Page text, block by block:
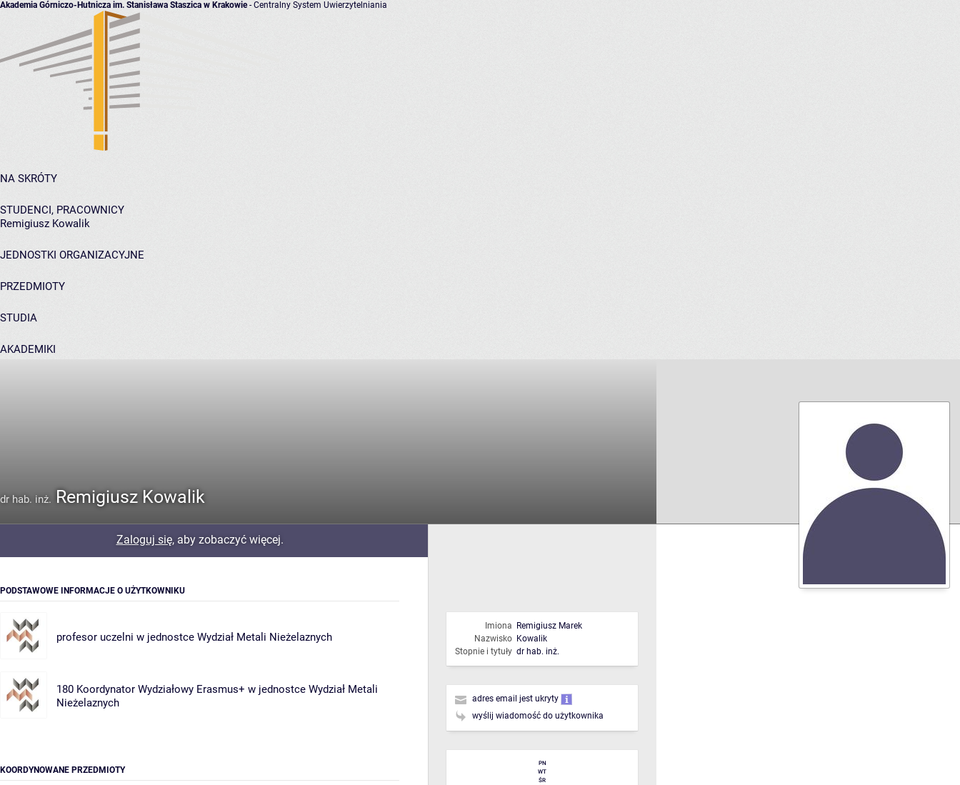
Akademia Górniczo-Hutnicza im. Stanisława Staszica w Krakowie- Centralny System Uwierzytelniania
NA SKRÓTY
STUDENCI, PRACOWNICY
Remigiusz Kowalik
JEDNOSTKI ORGANIZACYJNE
PRZEDMIOTY
STUDIA
AKADEMIKI
dr hab. inż. Remigiusz Kowalik
Zaloguj się, aby zobaczyć więcej.
PODSTAWOWE INFORMACJE O UŻYTKOWNIKU
profesor uczelni w jednostce Wydział Metali Nieżelaznych
180 Koordynator Wydziałowy Erasmus+ w jednostce Wydział Metali
Nieżelaznych
KOORDYNOWANE PRZEDMIOTY
Imiona
Remigiusz Marek
Nazwisko Kowalik
Stopnie i tytuły dr hab. inż.
adres email jest ukryty
wyślij wiadomość do użytkownika
PN
WT
ŚR